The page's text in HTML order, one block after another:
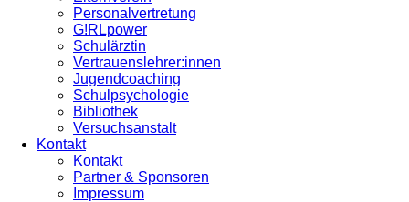
Personalvertretung
G!RLpower
Schulärztin
Vertrauenslehrer:innen
Jugendcoaching
Schulpsychologie
Bibliothek
Versuchsanstalt
Kontakt
Kontakt
Partner & Sponsoren
Impressum